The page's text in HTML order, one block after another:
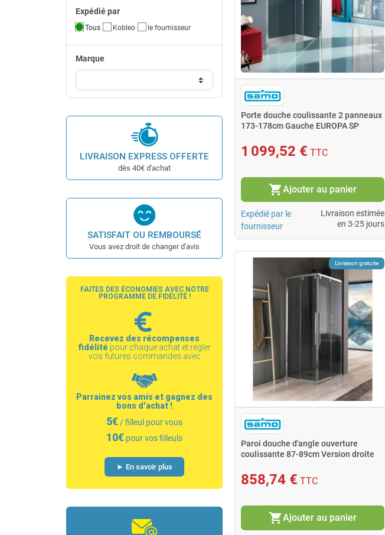
Expédié par
Tous Kobleo le fournisseur
Marque
LIVRAISON EXPRESS OFFERTE
dès 40€ d'achat
SATISFAIT OU REMBOURSÉ
Vous avez droit de changer d'avis
FAITES DES ÉCONOMIES AVEC NOTRE
PROGRAMME DE FIDÉLITÉ !
Recevez des récompenses
fidélité pour chaque achat et régler
vos futures commandes avec
Parrainez vos amis et gagnez des
bons d'achat !
5€ / filleul pour vous
10€ pour vos filleuls
► En savoir plus
Porte douche coulissante 2 panneaux
173-178cm Gauche EUROPA SP
1 099,52 € TTC
shopping_cartAjouter au panier
Expédié par le
fournisseur
Livraison estimée
en 3-25 jours
Livraison gratuite
Paroi douche d'angle ouverture
coulissante 87-89cm Version droite
858,74 € TTC
shopping_cartAjouter au panier